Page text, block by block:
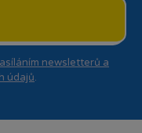
newsletterů a
údajů.